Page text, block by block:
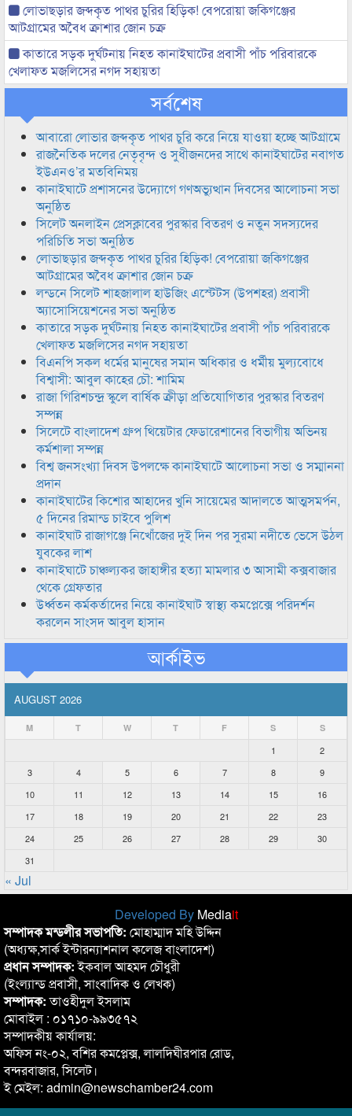
লোভাছড়ার জব্দকৃত পাথর চুরির হিড়িক! বেপরোয়া জকিগঞ্জের
আটগ্রামের অবৈধ ক্রাশার জোন চক্র
কাতারে সড়ক দুর্ঘটনায় নিহত কানাইঘাটের প্রবাসী পাঁচ পরিবারকে
খেলাফত মজলিসের নগদ সহায়তা
সর্বশেষ
আবারো লোভার জব্দকৃত পাথর চুরি করে নিয়ে যাওয়া হচ্ছে আটগ্রামে
রাজনৈতিক দলের নেতৃবৃন্দ ও সুধীজনদের সাথে কানাইঘাটের নবাগত
ইউএনও’র মতবিনিময়
কানাইঘাটে প্রশাসনের উদ্যোগে গণঅভ্যুত্থান দিবসের আলোচনা সভা
অনুষ্ঠিত
সিলেট অনলাইন প্রেসক্লাবের পুরস্কার বিতরণ ও নতুন সদস্যদের
পরিচিতি সভা অনুষ্ঠিত
লোভাছড়ার জব্দকৃত পাথর চুরির হিড়িক! বেপরোয়া জকিগঞ্জের
আটগ্রামের অবৈধ ক্রাশার জোন চক্র
লন্ডনে সিলেট শাহজালাল হাউজিং এস্টেটস (উপশহর) প্রবাসী
অ্যাসোসিয়েশনের সভা অনুষ্ঠিত
কাতারে সড়ক দুর্ঘটনায় নিহত কানাইঘাটের প্রবাসী পাঁচ পরিবারকে
খেলাফত মজলিসের নগদ সহায়তা
বিএনপি সকল ধর্মের মানুষের সমান অধিকার ও ধর্মীয় মুল্যবোধে
বিশ্বাসী: আবুল কাহের চৌ: শামিম
রাজা গিরিশচন্দ্র স্কুলে বার্ষিক ক্রীড়া প্রতিযোগিতার পুরস্কার বিতরণ
সম্পন্ন
সিলেটে বাংলাদেশ গ্রুপ থিয়েটার ফেডারেশানের বিভাগীয় অভিনয়
কর্মশালা সম্পন্ন
বিশ্ব জনসংখ্যা দিবস উপলক্ষে কানাইঘাটে আলোচনা সভা ও সম্মাননা
প্রদান
কানাইঘাটের কিশোর আহাদের খুনি সায়েমের আদালতে আত্মসমর্পন,
৫ দিনের রিমান্ড চাইবে পুলিশ
কানাইঘাট রাজাগঞ্জে নিখোঁজের দুই দিন পর সুরমা নদীতে ভেসে উঠল
যুবকের লাশ
কানাইঘাটে চাঞ্চল্যকর জাহাঙ্গীর হত্যা মামলার ৩ আসামী কক্সবাজার
থেকে গ্রেফতার
উর্ধ্বতন কর্মকর্তাদের নিয়ে কানাইঘাট স্বাস্থ্য কমপ্লেক্সে পরিদর্শন
করলেন সাংসদ আবুল হাসান
আর্কাইভ
AUGUST 2026
M T W T F S S
1
2
3
4 5 6 7 8
9
10
11 12 13 14 15
16
17
18 19 20 21 22
23
24
25 26 27 28 29
30
31
« Jul
Developed By Mediait
সম্পাদক মন্ডলীর সভাপতি: মোহাম্মাদ মহি উদ্দিন
(অধ্যক্ষ,সার্ক ইন্টারন্যাশনাল কলেজ বাংলাদেশ)
প্রধান সম্পাদক:ইকবাল আহমদ চৌধুরী
(ইংল্যান্ড প্রবাসী, সাংবাদিক ও লেখক)
সম্পাদক:তাওহীদুল ইসলাম
মোবাইল : ০১৭১০-৯৯৩৫৭২
সম্পাদকীয় কার্যালয়:
অফিস নং-০২, বশির কমপ্লেক্স, লালদিঘীরপার রোড,
বন্দরবাজার, সিলেট।
ই মেইল: admin@newschamber24.com